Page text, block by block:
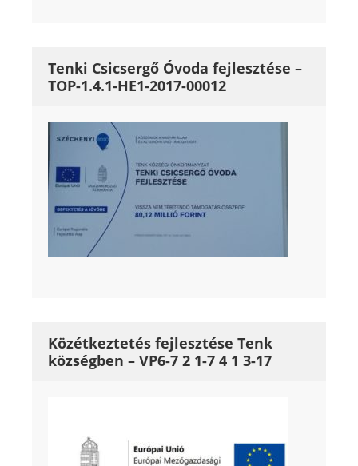
Tenki Csicsergő Óvoda fejlesztése –
TOP-1.4.1-HE1-2017-00012
Közétkeztetés fejlesztése Tenk
községben – VP6-7 2 1-7 4 1 3-17